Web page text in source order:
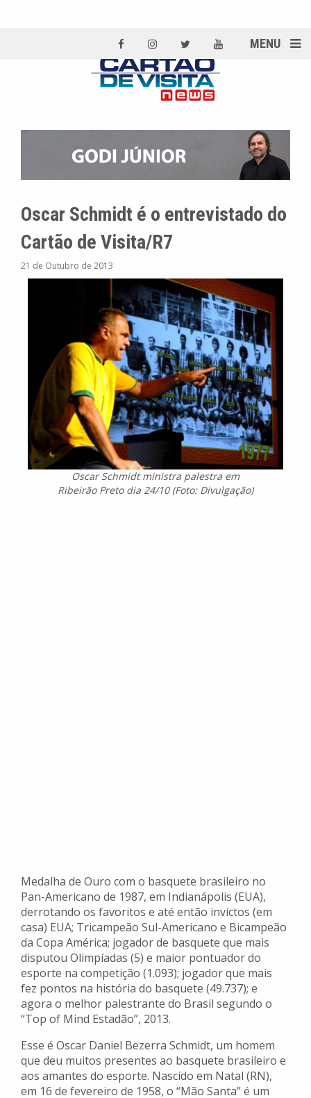
MENU
Oscar Schmidt é o entrevistado do
Cartão de Visita/R7
21 de Outubro de 2013
Oscar Schmidt ministra palestra em
Ribeirão Preto dia 24/10 (Foto: Divulgação)
Medalha de Ouro com o basquete brasileiro no
Pan-Americano de 1987, em Indianápolis (EUA),
derrotando os favoritos e até então invictos (em
casa) EUA; Tricampeão Sul-Americano e Bicampeão
da Copa América; jogador de basquete que mais
disputou Olimpíadas (5) e maior pontuador do
esporte na competição (1.093); jogador que mais
fez pontos na história do basquete (49.737); e
agora o melhor palestrante do Brasil segundo o
“Top of Mind Estadão”, 2013.
Esse é Oscar Daniel Bezerra Schmidt, um homem
que deu muitos presentes ao basquete brasileiro e
aos amantes do esporte. Nascido em Natal (RN),
em 16 de fevereiro de 1958, o “Mão Santa” é um